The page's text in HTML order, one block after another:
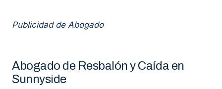
Publicidad de Abogado
Abogado de Resbalón y Caída en
Sunnyside